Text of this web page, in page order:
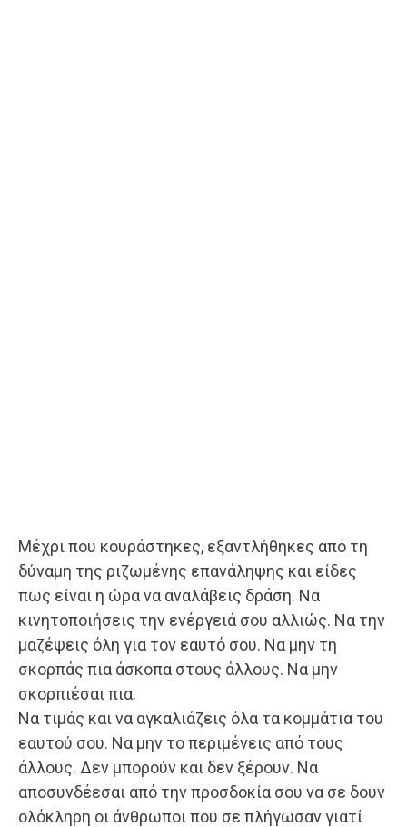
Μέχρι που κουράστηκες, εξαντλήθηκες από τη
δύναμη της ριζωμένης επανάληψης και είδες
πως είναι η ώρα να αναλάβεις δράση. Να
κινητοποιήσεις την ενέργειά σου αλλιώς. Να την
μαζέψεις όλη για τον εαυτό σου. Να μην τη
σκορπάς πια άσκοπα στους άλλους. Να μην
σκορπιέσαι πια.
Να τιμάς και να αγκαλιάζεις όλα τα κομμάτια του
εαυτού σου. Να μην το περιμένεις από τους
άλλους. Δεν μπορούν και δεν ξέρουν. Να
αποσυνδέεσαι από την προσδοκία σου να σε δουν
ολόκληρη οι άνθρωποι που σε πλήγωσαν γιατί